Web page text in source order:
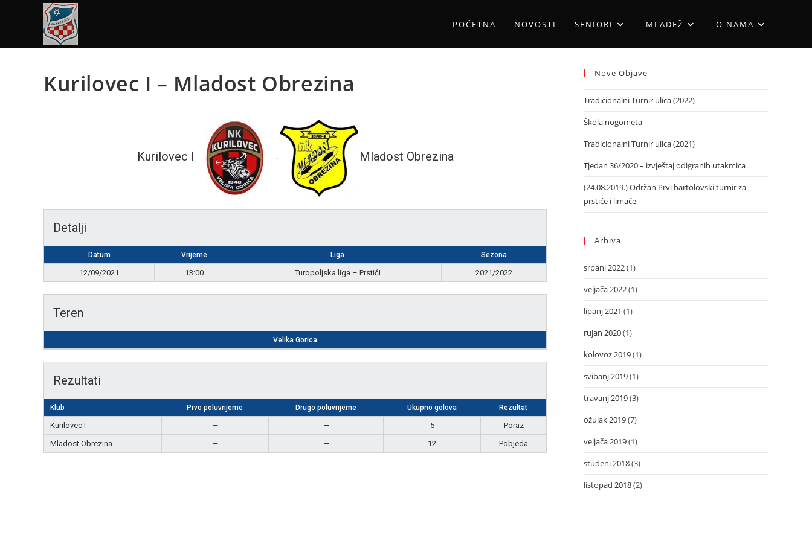
POČETNA NOVOSTI SENIORI MLADEŽ O NAMA
Kurilovec I – Mladost Obrezina
Kurilovec I - Mladost Obrezina
Detalji
Datum Vrijeme Liga Sezona
12/09/2021 13:00 Turopoljska liga – Prstići 2021/2022
Teren
Velika Gorica
Rezultati
Klub Prvo poluvrijeme Drugo poluvrijeme Ukupno golova Rezultat
Kurilovec I — — 5
Poraz
Mladost Obrezina
— — 12 Pobjeda
Nove Objave
Tradicionalni Turnir ulica (2022)
Škola nogometa
Tradicionalni Turnir ulica (2021)
Tjedan 36/2020 – izvještaj odigranih utakmica
(24.08.2019.) Održan Prvi bartolovski turnir za
prstiće i limače
Arhiva
srpanj 2022(1)
veljača 2022(1)
lipanj 2021 (1)
rujan 2020(1)
kolovoz 2019(1)
svibanj 2019(1)
travanj 2019(3)
ožujak 2019(7)
veljača 2019(1)
studeni 2018(3)
listopad 2018(2)